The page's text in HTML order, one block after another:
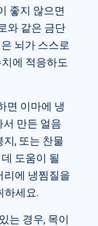
좋지 않으면
와 같은 금단
뇌가 스스로
에 적응하도
면 이마에 냉
서 만든 얼음
, 또는 찬물
도움이 될
리에 냉찜질을
하세요.
는 경우, 목이